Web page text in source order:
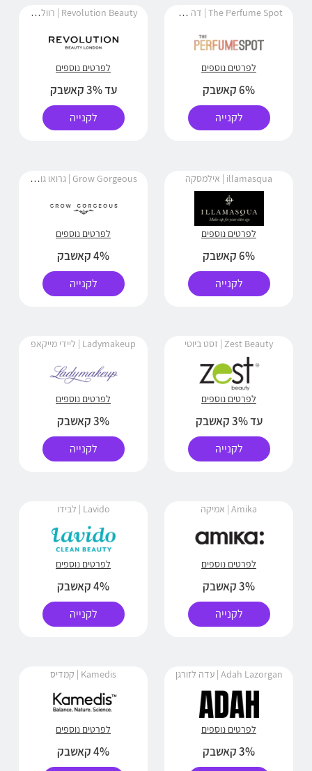
The Perfume Spot | דה פרפיום ספוט
לפרטים נוספים
6% קאשבק
לקנייה
Revolution Beauty | רוולושיון ביוטי
לפרטים נוספים
עד 3% קאשבק
לקנייה
illamasqua | אילמסקה
לפרטים נוספים
6% קאשבק
לקנייה
Grow Gorgeous | גרואו גורג'ס
לפרטים נוספים
4% קאשבק
לקנייה
Zest Beauty | זסט ביוטי
לפרטים נוספים
עד 3% קאשבק
לקנייה
Ladymakeup | ליידי מייקאפ
לפרטים נוספים
3% קאשבק
לקנייה
Amika | אמיקה
לפרטים נוספים
3% קאשבק
לקנייה
Lavido | לבידו
לפרטים נוספים
4% קאשבק
לקנייה
Adah Lazorgan | עדה לזורגן
לפרטים נוספים
3% קאשבק
Kamedis | קמדיס
לפרטים נוספים
4% קאשבק